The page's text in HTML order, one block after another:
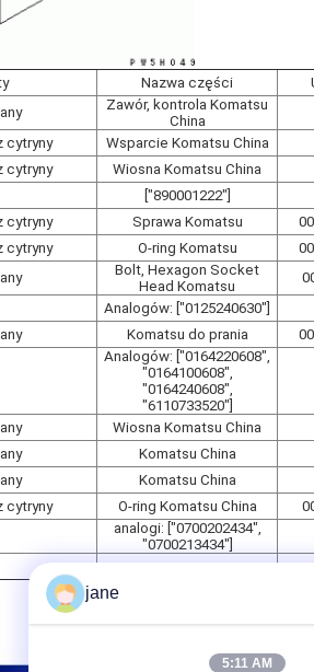
Nazwa części
Zawór, kontrola Komatsu
China
cytryny
Wsparcie Komatsu China
cytryny
Wiosna Komatsu China
["890001222"]
cytryny Sprawa Komatsu
cytryny O-ring Komatsu
Bolt, Hexagon Socket
Head Komatsu
Analogów: ["0125240630"]
Komatsu do prania
Analogów: ["0164220608",
"0164100608",
"0164240608",
"6110733520"]
Wiosna Komatsu China
Komatsu China
Komatsu China
cytryny O-ring Komatsu China
analogi: ["0700202434",
"0700213434"]
jane
5:11 AM